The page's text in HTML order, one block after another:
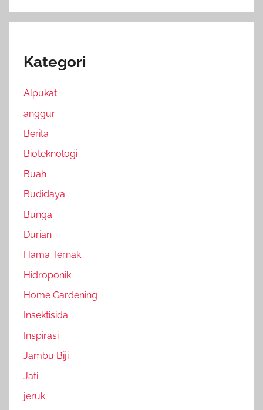
Kategori
Alpukat
anggur
Berita
Bioteknologi
Buah
Budidaya
Bunga
Durian
Hama Ternak
Hidroponik
Home Gardening
Insektisida
Inspirasi
Jambu Biji
Jati
jeruk